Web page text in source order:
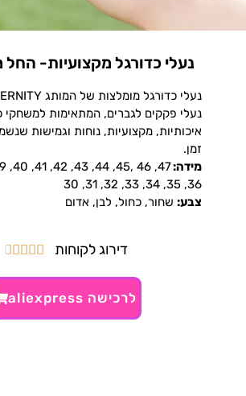
נעלי כדורגל מקצועיות- החל מ-
נעלי כדורגל מומלצות של המותג XTERNITY.
נעלי פקקים לגברים, המתאימות למשחקי
איכותיות, מקצועיות, נוחות וגמישות
זמן.
מידה:
36, 35, 34, 33, 32, 31, 30
צבע: שחור, כחול, לבן, אדום
דירוג לקוחות 




לרכישה aliexpress